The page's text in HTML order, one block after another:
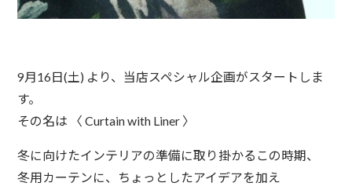
9月16日(土) より、当店スペシャル企画がスタートしま
す。
その名は 〈 Curtain with Liner 〉
冬に向けたインテリアの準備に取り掛かるこの時期、
冬用カーテンに、ちょっとしたアイデアを加え